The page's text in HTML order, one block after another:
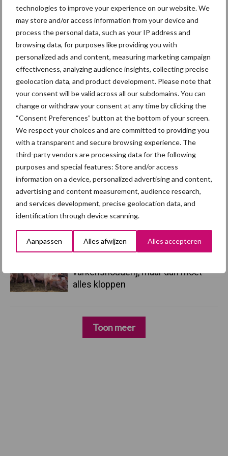
technologies to improve your experience on our website. We
may store and/or access information from your device and
process the personal data, such as your IP address and
browsing data, for purposes like providing you with
personalized ads and content, measuring marketing campaign
effectiveness, analyzing audience insights, collecting precise
geolocation data, and product development. Please note that
your consent will be valid across all our subdomains. You can
change or withdraw your consent at any time by clicking the
“Consent Preferences” button at the bottom of your screen.
We respect your choices and are committed to providing you
with a transparent and secure browsing experience. The
third-party vendors are processing data for the following
purposes and special features: Store and/or access
information on a device, personalized advertising and content,
advertising and content measurement, audience research,
and services development, precise geolocation data, and
identification through device scanning.
Aanpassen Alles afwijzen Alles accepteren
Primaire
Sidebar
Recent nieuws Partner nieuws
5 aug
“Vraag naar praktische
hygieneoplossingen is in Polen
groter dan ooit”
5 aug
Eliminatieprotocol voor
Mycoplasma hyopneumoniae
4 aug
AVP in Finland onderstreept dat
alertheid belangrijk is, zeker nu
3 aug
Vlaamse mestbalans in evenwicht
dankzij groei van
verwerkingscapaciteit
varkenshouderij, maar dan moet
alles kloppen
Toon meer